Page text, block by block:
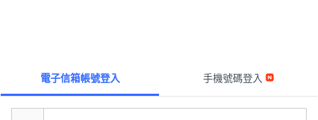
電子信箱帳號登入 手機號碼登入